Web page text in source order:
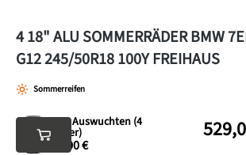
4 18" ALU SOMMERRÄDER BMW
G12 245/50R18 100Y FREIHAUS
Sommerreifen
Neu Auswuchten (4
Räder)
35,00 €